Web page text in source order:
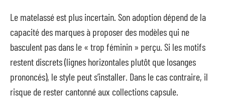
Le matelassé est plus incertain. Son adoption dépend de la
capacité des marques à proposer des modèles qui ne
basculent pas dans le « trop féminin » perçu. Si les motifs
restent discrets (lignes horizontales plutôt que losanges
prononcés), le style peut s’installer. Dans le cas contraire, il
risque de rester cantonné aux collections capsule.